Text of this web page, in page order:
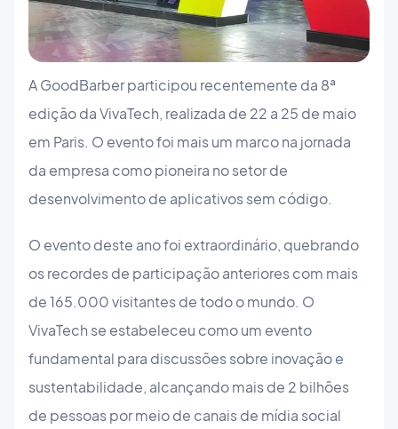
A GoodBarber participou recentemente da 8ª
edição da VivaTech, realizada de 22 a 25 de maio
em Paris. O evento foi mais um marco na jornada
da empresa como pioneira no setor de
desenvolvimento de aplicativos sem código.
O evento deste ano foi extraordinário, quebrando
os recordes de participação anteriores com mais
de 165.000 visitantes de todo o mundo. O
VivaTech se estabeleceu como um evento
fundamental para discussões sobre inovação e
sustentabilidade, alcançando mais de 2 bilhões
de pessoas por meio de canais de mídia social